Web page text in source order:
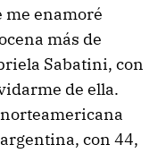
me enamoré
más de
Sabatini, con
de ella.
con 44,